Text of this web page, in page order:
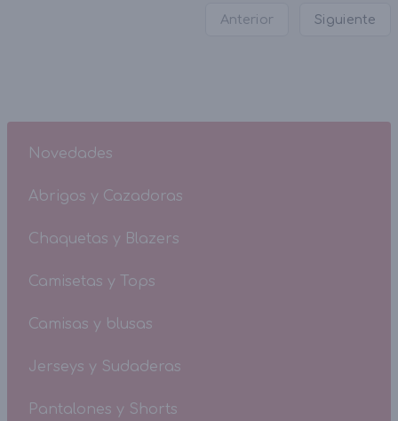
Novedades
Abrigos y Cazadoras
Chaquetas y Blazers
Camisetas y Tops
Camisas y blusas
Jerseys y Sudaderas
Pantalones y Shorts
Anterior Siguiente